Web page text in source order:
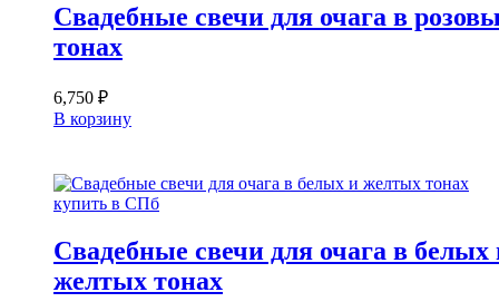
Свадебные свечи для очага в
тонах
6,750 ₽
В корзину
Свадебные свечи для очага в белых
желтых тонах